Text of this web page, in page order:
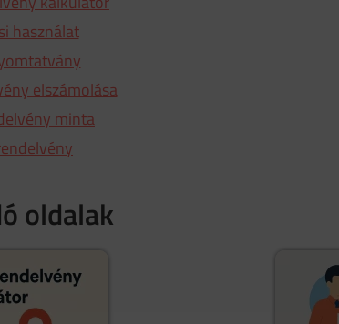
használat
elszámolása
minta
oldalak